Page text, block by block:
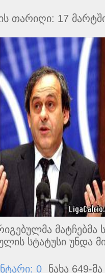
თარიღი: 17
სტატუსი უნდა
0 ნახა 649-